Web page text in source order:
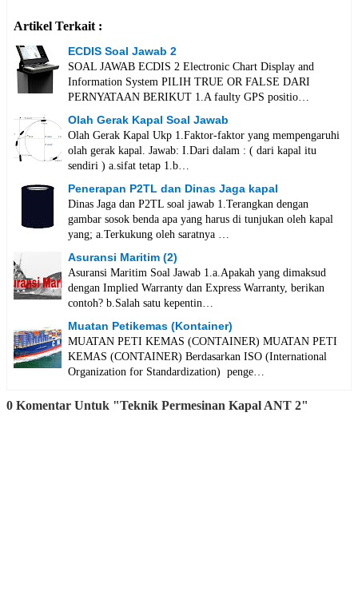
Artikel Terkait :
ECDIS Soal Jawab 2
SOAL JAWAB ECDIS 2 Electronic Chart Display and
Information System PILIH TRUE OR FALSE DARI
PERNYATAAN BERIKUT 1.A faulty GPS positio…
Olah Gerak Kapal Soal Jawab
Olah Gerak Kapal Ukp 1.Faktor-faktor yang mempengaruhi
olah gerak kapal. Jawab: I.Dari dalam : ( dari kapal itu
sendiri ) a.sifat tetap 1.b…
Penerapan P2TL dan Dinas Jaga kapal
Dinas Jaga dan P2TL soal jawab 1.Terangkan dengan
gambar sosok benda apa yang harus di tunjukan oleh kapal
yang; a.Terkukung oleh saratnya …
Asuransi Maritim (2)
Asuransi Maritim Soal Jawab 1.a.Apakah yang dimaksud
dengan Implied Warranty dan Express Warranty, berikan
contoh? b.Salah satu kepentin…
Muatan Petikemas (Kontainer)
MUATAN PETI KEMAS (CONTAINER) MUATAN PETI
KEMAS (CONTAINER) Berdasarkan ISO (International
Organization for Standardization) penge…
0 Komentar Untuk "Teknik Permesinan Kapal ANT 2"